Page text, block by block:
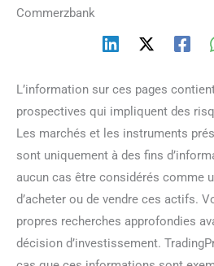
Commerzbank
L’information sur ces pages
prospectives qui impliquent des
Les marchés et les instruments
sont uniquement à des fins
aucun cas être considérés comme
d’acheter ou de vendre ces actifs.
propres recherches approfondies
décision d’investissement.